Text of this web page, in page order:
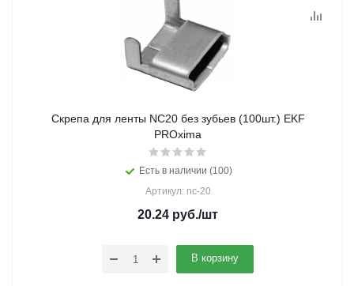
Скрепа для ленты NC20 без зубьев (100шт.) EKF
PROxima
Есть в наличии (100)
Артикул: nc-20
20.24 руб./шт
В корзину